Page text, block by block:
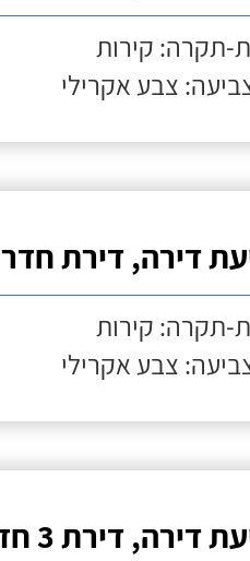
תקרה: קירות
צבע אקרילי
דירה, דירת חדר
תקרה: קירות
צבע אקרילי
דירה, דירת 3 חדרים